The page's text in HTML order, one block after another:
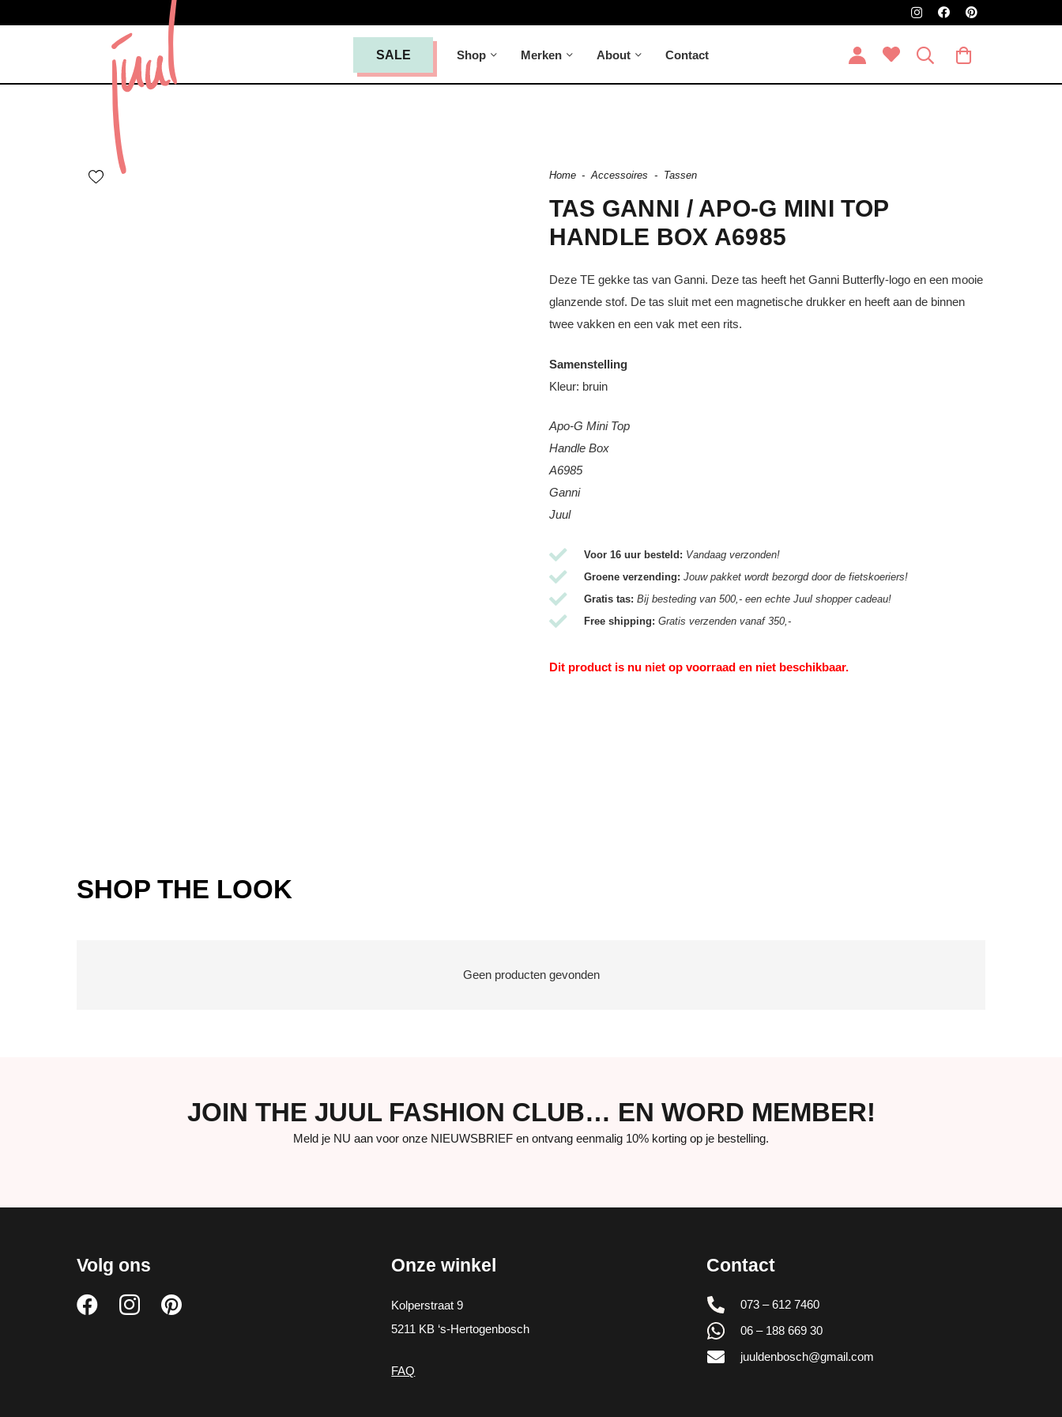
SALE Shop Merken About Contact
Home - Accessoires - Tassen
TAS GANNI / APO-G MINI TOP
HANDLE BOX A6985
Deze TE gekke tas van Ganni. Deze tas heeft het Ganni Butterfly-logo en een mooie
glanzende stof. De tas sluit met een magnetische drukker en heeft aan de binnen
twee vakken en een vak met een rits.
Samenstelling
Kleur: bruin
Apo-G Mini Top
Handle Box
A6985
Ganni
Juul
Voor 16 uur besteld: Vandaag verzonden!
Groene verzending: Jouw pakket wordt bezorgd door de fietskoeriers!
Gratis tas: Bij besteding van 500,- een echte Juul shopper cadeau!
Free shipping: Gratis verzenden vanaf 350,-
Dit product is nu niet op voorraad en niet beschikbaar.
SHOP THE LOOK
Geen producten gevonden
JOIN THE JUUL FASHION CLUB… EN WORD MEMBER!
Meld je NU aan voor onze NIEUWSBRIEF en ontvang eenmalig 10% korting op je bestelling.
Volg ons Onze winkel
Kolperstraat 9
5211 KB ‘s-Hertogenbosch
FAQ
Contact
073 – 612 7460
06 – 188 669 30
juuldenbosch@gmail.com